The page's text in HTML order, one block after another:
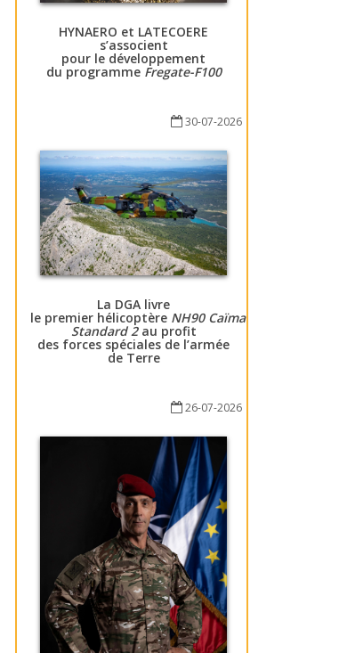
HYNAERO et LATECOERE
s’associent
pour le développement
du programme Fregate-F100
30-07-2026
La DGA livre
le premier hélicoptère NH90 Caïman
Standard 2au profit
des forces spéciales de l’armée
de Terre
26-07-2026